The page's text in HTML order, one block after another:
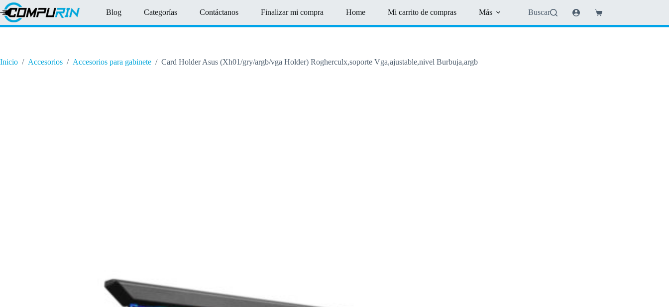
Saltar
al
contenido
Blog Categorías Contáctanos Finalizar mi compra Home Mi carrito de compras Más Buscar
Shopping
cart
Inicio / Accesorios / Accesorios para gabinete / Card Holder Asus (Xh01/gry/argb/vga Holder) Rogherculx,soporte Vga,ajustable,nivel Burbuja,argb